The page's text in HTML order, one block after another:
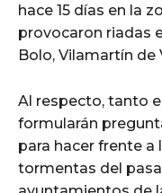
hace 15 días en la
provocaron riadas
Bolo, Vilamartín de
Al respecto, tanto
formularán
para hacer frente a
tormentas del